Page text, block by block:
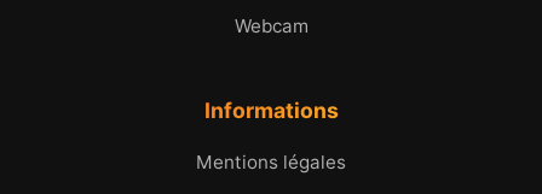
Webcam
Informations
Mentions légales